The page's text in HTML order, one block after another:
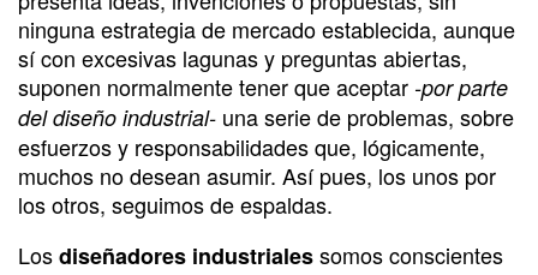
ninguna estrategia de mercado establecida, aunque
sí con excesivas lagunas y preguntas abiertas,
suponen normalmente tener que aceptar -por parte
del diseño industrial- una serie de problemas, sobre
esfuerzos y responsabilidades que, lógicamente,
muchos no desean asumir. Así pues, los unos por
los otros, seguimos de espaldas.
Losdiseñadores industrialessomos conscientes